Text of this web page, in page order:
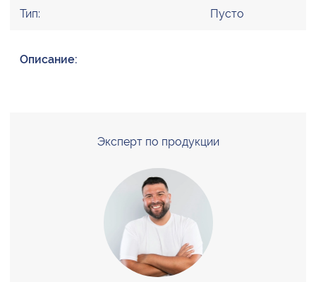
Тип: Пусто
Описание:
Эксперт по продукции